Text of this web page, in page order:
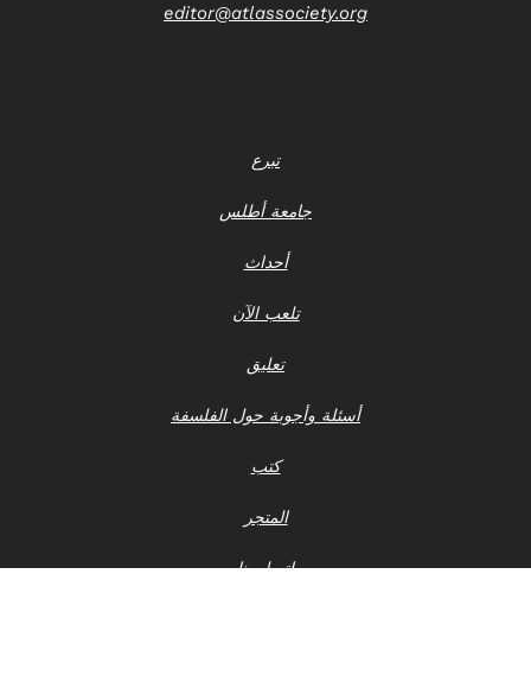
editor@atlassociety.org
تبرع
جامعة أطلس
أحداث
تلعب الآن
تعليق
أسئلة وأجوبة حول الفلسفة
كتب
المتجر
اتصل بنا